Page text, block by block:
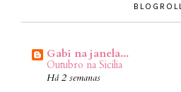
BLOGROLL
Gabi na janela...
Outubro na Sicilia
Há 2 semanas